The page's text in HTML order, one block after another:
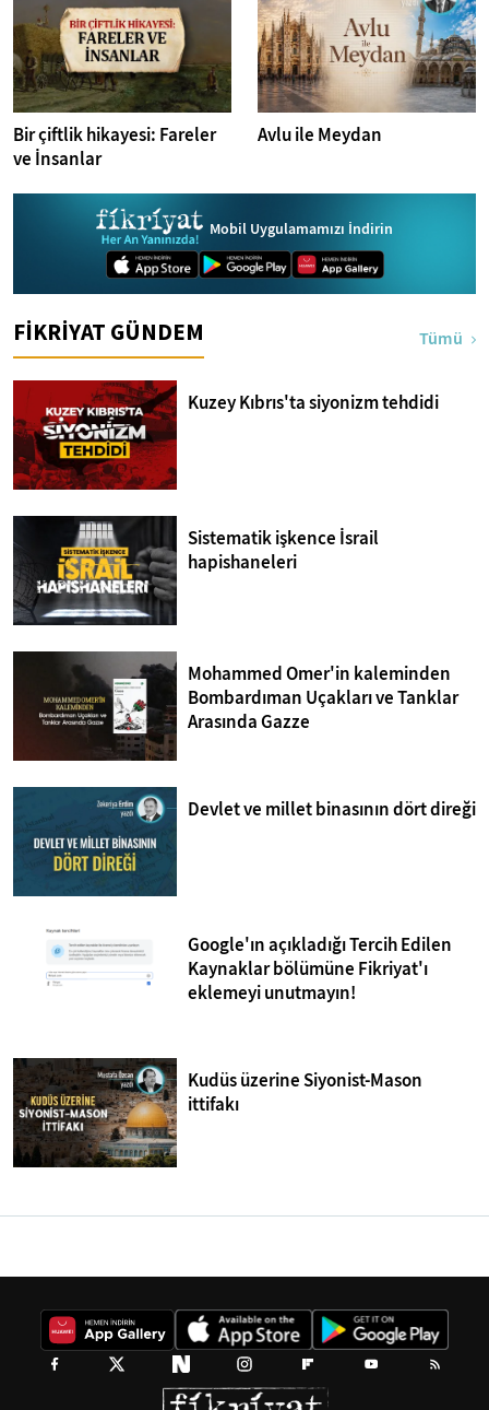
Bir çiftlik hikayesi: Fareler
ve İnsanlar
Avlu ile Meydan
Mobil Uygulamamızı İndirin
FİKRİYAT GÜNDEM Tümü
Kuzey Kıbrıs'ta siyonizm tehdidi
Sistematik işkence İsrail
hapishaneleri
Mohammed Omer'in kaleminden
Bombardıman Uçakları ve Tanklar
Arasında Gazze
Devlet ve millet binasının dört direği
Google'ın açıkladığı Tercih Edilen
Kaynaklar bölümüne Fikriyat'ı
eklemeyi unutmayın!
Kudüs üzerine Siyonist-Mason
ittifakı